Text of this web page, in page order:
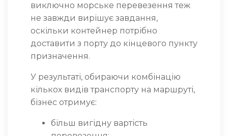
виключно морське перевезення теж
не завжди вирішує завдання,
оскільки контейнер потрібно
доставити з порту до кінцевого пункту
призначення.
У результаті, обираючи комбінацію
кількох видів транспорту на маршруті,
бізнес отримує:
більш вигідну вартість